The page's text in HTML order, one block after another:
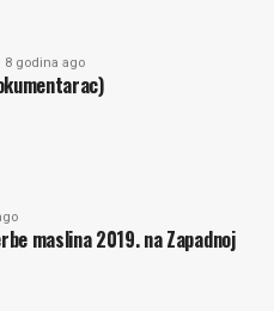
8 godina ago
maslina 2019. na Zapadnoj